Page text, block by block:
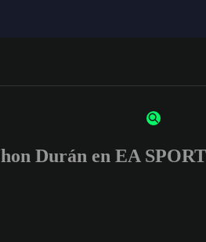
de 3 caracteres o números.
Durán en EA